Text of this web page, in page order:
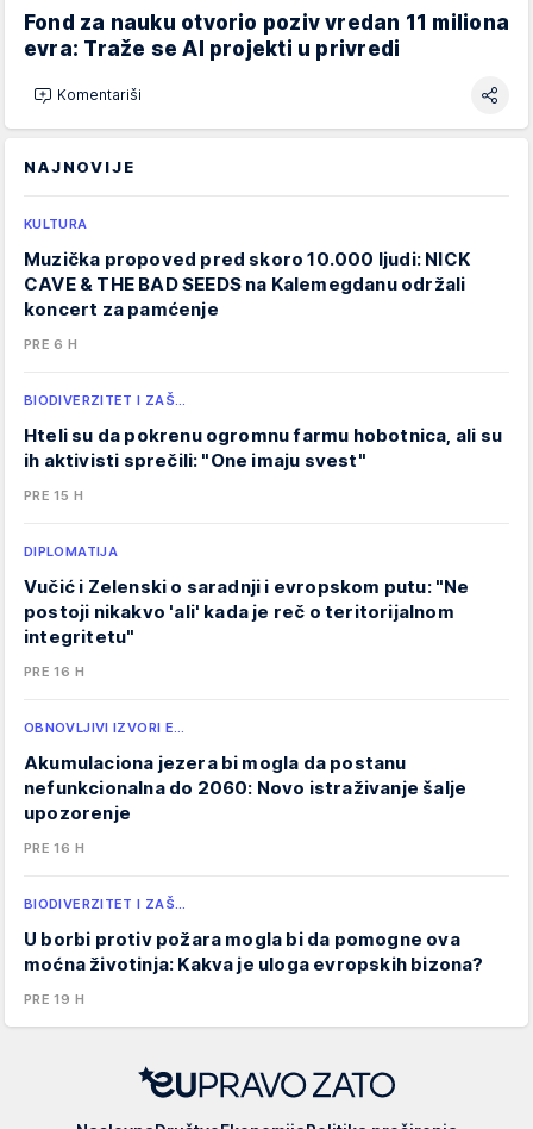
Fond za nauku otvorio poziv vredan 11 miliona
evra: Traže se AI projekti u privredi
Komentariši
NAJNOVIJE
KULTURA
Muzička propoved pred skoro 10.000 ljudi: NICK
CAVE & THE BAD SEEDS na Kalemegdanu održali
koncert za pamćenje
PRE 6 H
BIODIVERZITET I ZAŠ…
Hteli su da pokrenu ogromnu farmu hobotnica, ali su
ih aktivisti sprečili: "One imaju svest"
PRE 15 H
DIPLOMATIJA
Vučić i Zelenski o saradnji i evropskom putu: "Ne
postoji nikakvo 'ali' kada je reč o teritorijalnom
integritetu"
PRE 16 H
OBNOVLJIVI IZVORI E…
Akumulaciona jezera bi mogla da postanu
nefunkcionalna do 2060: Novo istraživanje šalje
upozorenje
PRE 16 H
BIODIVERZITET I ZAŠ…
U borbi protiv požara mogla bi da pomogne ova
moćna životinja: Kakva je uloga evropskih bizona?
PRE 19 H